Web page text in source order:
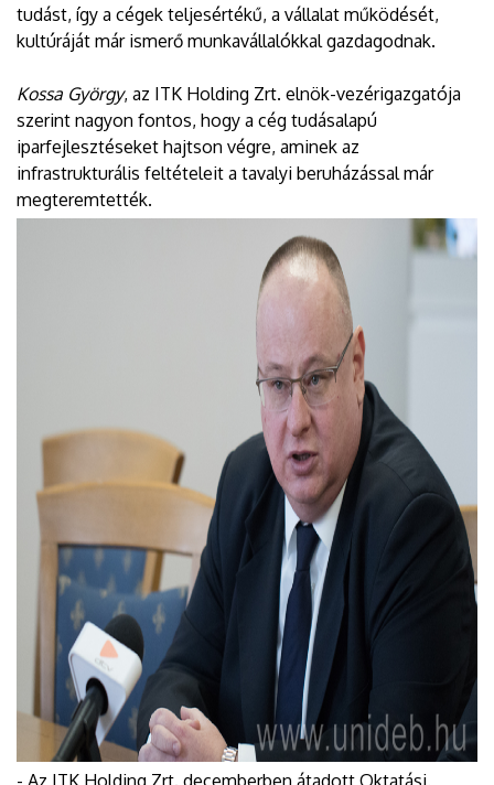
tudást, így a cégek teljesértékű, a vállalat működését,
kultúráját már ismerő munkavállalókkal gazdagodnak.
Kossa György, az ITK Holding Zrt. elnök-vezérigazgatója
szerint nagyon fontos, hogy a cég tudásalapú
iparfejlesztéseket hajtson végre, aminek az
infrastrukturális feltételeit a tavalyi beruházással már
megteremtették.
- Az ITK Holding Zrt. decemberben átadott Oktatási,